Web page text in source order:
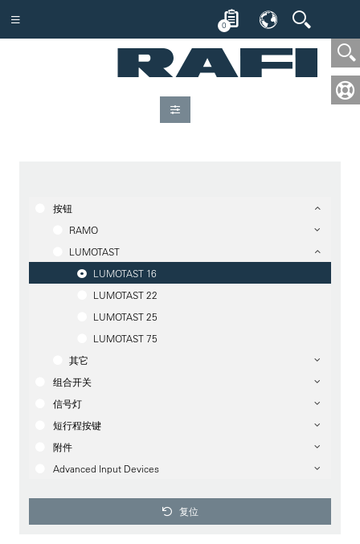
0
按钮
RAMO
LUMOTAST
LUMOTAST 16
LUMOTAST 22
LUMOTAST 25
LUMOTAST 75
其它
组合开关
信号灯
短行程按键
附件
Advanced Input Devices
复位